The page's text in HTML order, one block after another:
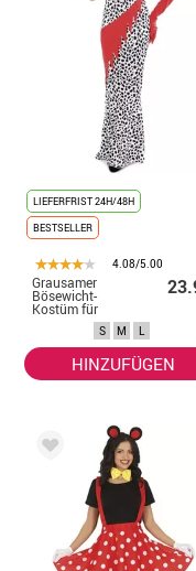
LIEFERFRIST 24H/48H
BESTSELLER
4.08/5.00
Grausamer
Bösewicht-
Kostüm für
S M L
HINZUFÜGEN